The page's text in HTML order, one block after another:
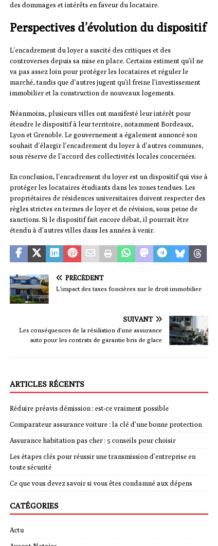
des dommages et intérêts en faveur du locataire.
Perspectives d’évolution du dispositif
L’encadrement du loyer a suscité des critiques et des
controverses depuis sa mise en place. Certains estiment qu’il ne
va pas assez loin pour protéger les locataires et réguler le
marché, tandis que d’autres jugent qu’il freine l’investissement
immobilier et la construction de nouveaux logements.
Néanmoins, plusieurs villes ont manifesté leur intérêt pour
étendre le dispositif à leur territoire, notamment Bordeaux,
Lyon et Grenoble. Le gouvernement a également annoncé son
souhait d’élargir l’encadrement du loyer à d’autres communes,
sous réserve de l’accord des collectivités locales concernées.
En conclusion, l’encadrement du loyer est un dispositif qui vise à
protéger les locataires étudiants dans les zones tendues. Les
propriétaires de résidences universitaires doivent respecter des
règles strictes en termes de loyer et de révision, sous peine de
sanctions. Si le dispositif fait encore débat, il pourrait être
étendu à d’autres villes dans les années à venir.
PRÉCÉDENT
L’impact des taxes foncières sur le droit immobilier
SUIVANT
Les conséquences de la résiliation d’une assurance
auto pour les contrats de garantie bris de glace
ARTICLES RÉCENTS
Réduire préavis démission : est-ce vraiment possible
Comparateur assurance voiture : la clé d’une bonne protection
Assurance habitation pas cher : 5 conseils pour choisir
Les étapes clés pour réussir une transmission d’entreprise en
toute sécurité
Ce que vous devez savoir si vous êtes condamné aux dépens
CATÉGORIES
Actu